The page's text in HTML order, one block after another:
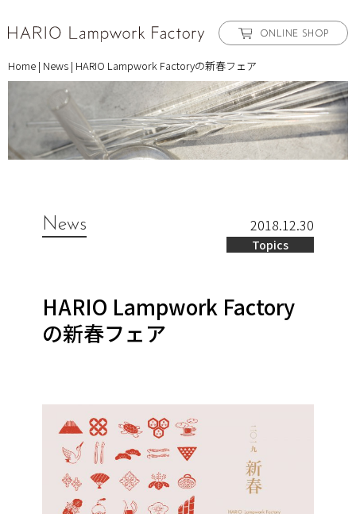
ONLINE SHOP
Home | News | HARIO Lampwork Factoryの新春フェア
News 2018.12.30
Topics
HARIO Lampwork Factory
の新春フェア